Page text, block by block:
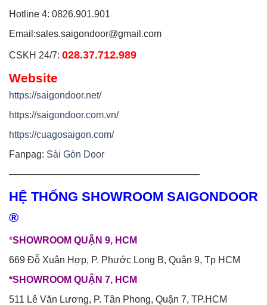
Hotline 4: 0826.901.901
Email:sales.saigondoor@gmail.com
CSKH 24/7: 028.37.712.989
Website
https://saigondoor.net/
https://saigondoor.com.vn/
https://cuagosaigon.com/
Fanpag: Sài Gòn Door
————————————————————
HỆ THỐNG SHOWROOM SAIGONDOOR
®
*SHOWROOM QUẬN 9, HCM
669 Đỗ Xuân Hợp, P. Phước Long B, Quận 9, Tp HCM
*SHOWROOM QUẬN 7, HCM
511 Lê Văn Lương, P. Tân Phong, Quận 7, TP.HCM